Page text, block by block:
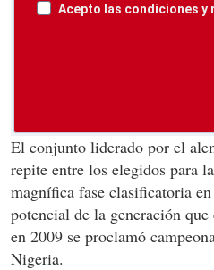
Acepto las condiciones
El conjunto liderado por el
repite entre los elegidos para
magnífica fase clasificatoria
potencial de la generación
en 2009 se proclamó
Nigeria.